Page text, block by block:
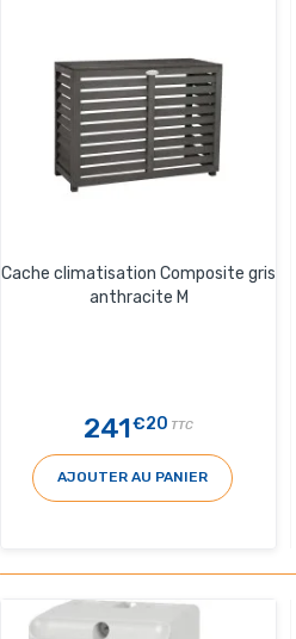
Cache climatisation Composite gris
anthracite M
241€20 TTC
AJOUTER AU PANIER